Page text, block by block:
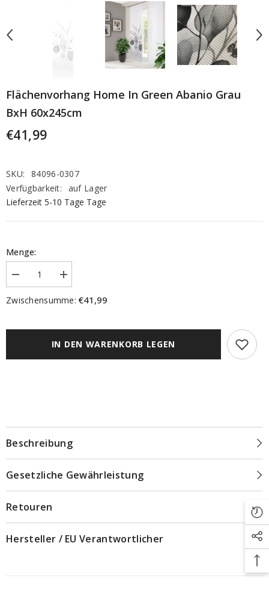
Flächenvorhang Home In Green Abanio Grau
BxH 60x245cm
€41,99
SKU:
84096-0307
Verfügbarkeit:
auf Lager
Lieferzeit 5-10 Tage Tage
Menge:
verringern
für
Flächenvorhang
BxH
Menge
erhöhen
für
Flächenvorhang
Abanio
BxH
Zwischensumme:€41,99
IN DEN WARENKORB LEGEN
Beschreibung
Gesetzliche Gewährleistung
Retouren
Hersteller / EU Verantwortlicher